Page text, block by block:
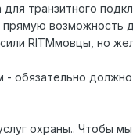
транзитного
возможность
RITMмовцы, но
обязательно
охраны.. Чтобы мы